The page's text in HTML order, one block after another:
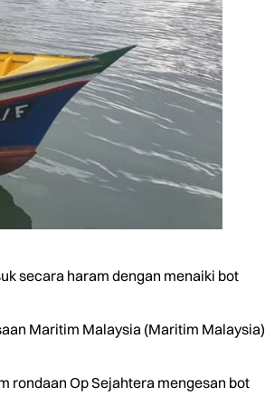
secara haram dengan menaiki bot
Maritim Malaysia (Maritim Malaysia)
rondaan Op Sejahtera mengesan bot